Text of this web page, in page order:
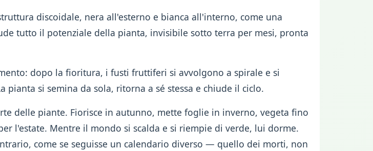
discoidale, nera all'esterno e bianca all'interno, come una
tutto il potenziale della pianta, invisibile sotto terra per mesi, pronta
dopo la fioritura, i fusti fruttiferi si avvolgono a spirale e si
si semina da sola, ritorna a sé stessa e chiude il ciclo.
delle piante. Fiorisce in autunno, mette foglie in inverno, vegeta fino
l'estate. Mentre il mondo si scalda e si riempie di verde, lui dorme.
come se seguisse un calendario diverso — quello dei morti, non